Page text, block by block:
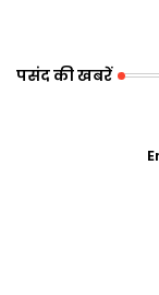
पसंद की खबरें